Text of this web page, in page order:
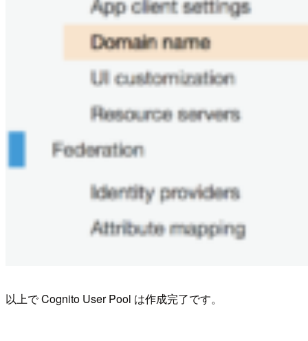
以上で Cognito User Pool は作成完了です。